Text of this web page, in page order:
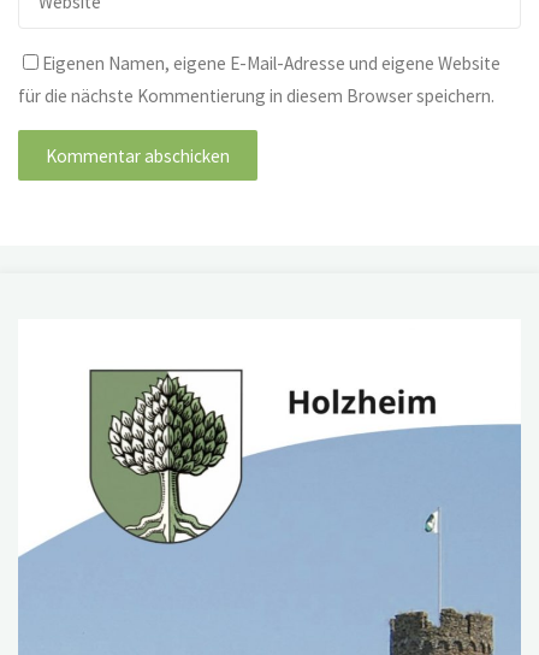
Eigenen Namen, eigene E-Mail-Adresse und eigene Website
für die nächste Kommentierung in diesem Browser speichern.